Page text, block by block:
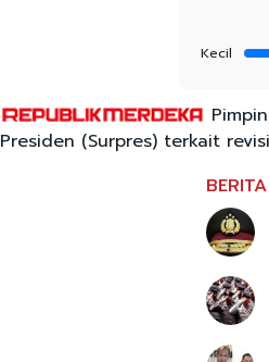
Kecil
Presiden (Surpres) terkait